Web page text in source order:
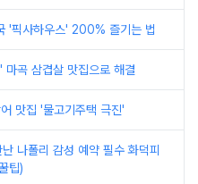
'픽사하우스' 200% 즐기는 법
마곡 삼겹살 맛집으로 해결
맛집 '물고기주택 극진'
나폴리 감성 예약 필수 화덕피
팁)